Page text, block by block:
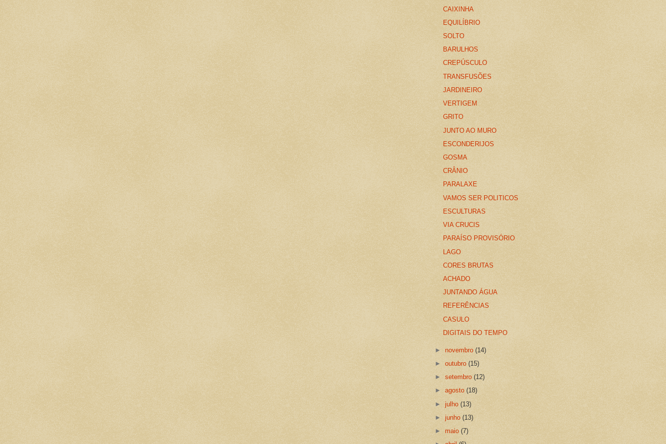
CAIXINHA
EQUILÍBRIO
SOLTO
BARULHOS
CREPÚSCULO
TRANSFUSÕES
JARDINEIRO
VERTIGEM
GRITO
JUNTO AO MURO
ESCONDERIJOS
GOSMA
CRÂNIO
PARALAXE
VAMOS SER POLITICOS
ESCULTURAS
VIA CRUCIS
PARAÍSO PROVISÓRIO
LAGO
CORES BRUTAS
ACHADO
JUNTANDO ÁGUA
REFERÊNCIAS
CASULO
DIGITAIS DO TEMPO
►novembro(14)
►outubro(15)
►setembro(12)
►agosto(18)
►julho(13)
►junho(13)
► maio(7)